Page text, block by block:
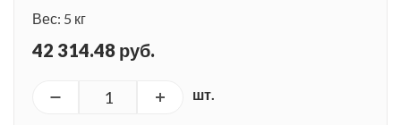
Вес: 5 кг
42 314.48 руб.
шт.